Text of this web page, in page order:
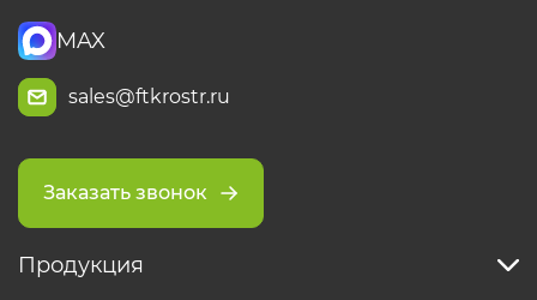
MAX
sales@ftkrostr.ru
Заказать звонок
Продукция